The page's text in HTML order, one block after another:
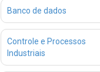
Banco de dados
Controle e Processos
Industriais